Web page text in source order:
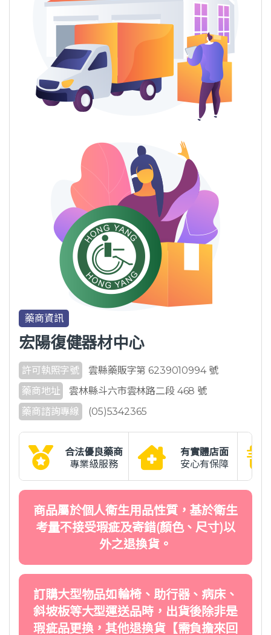
藥商資訊
宏陽復健器材中心
許可執照字號
雲縣藥販字第 6239010994 號
藥商地址
雲林縣斗六市雲林路二段 468 號
藥商諮詢專線
(05)5342365
合法優良藥商
專業級服務
有實體店面
安心有保障
商品屬於個人衛生用品性質，基於衛生
考量不接受瑕疵及寄錯(顏色、尺寸)以
外之退換貨。
訂購大型物品如輪椅、助行器、病床、
斜坡板等大型運送品時，出貨後除非是
瑕疵品更換，其他退換貨【需負擔來回